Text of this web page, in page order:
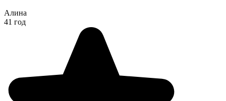
Алина
41 год